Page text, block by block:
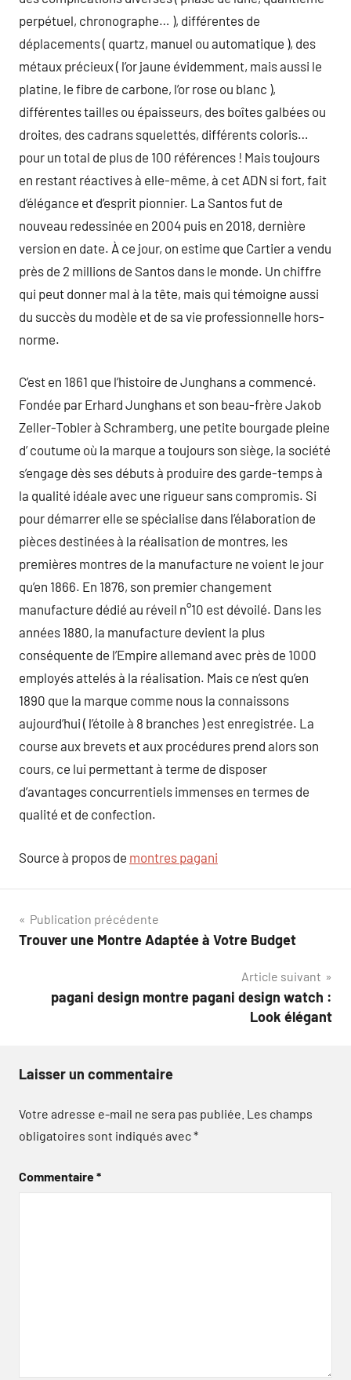
perpétuel, chronographe… ), différentes de
déplacements ( quartz, manuel ou automatique ), des
métaux précieux ( l’or jaune évidemment, mais aussi le
platine, le fibre de carbone, l’or rose ou blanc ),
différentes tailles ou épaisseurs, des boîtes galbées ou
droites, des cadrans squelettés, différents coloris…
pour un total de plus de 100 références ! Mais toujours
en restant réactives à elle-même, à cet ADN si fort, fait
d’élégance et d’esprit pionnier. La Santos fut de
nouveau redessinée en 2004 puis en 2018, dernière
version en date. À ce jour, on estime que Cartier a vendu
près de 2 millions de Santos dans le monde. Un chiffre
qui peut donner mal à la tête, mais qui témoigne aussi
du succès du modèle et de sa vie professionnelle hors-
norme.
C’est en 1861 que l’histoire de Junghans a commencé.
Fondée par Erhard Junghans et son beau-frère Jakob
Zeller-Tobler à Schramberg, une petite bourgade pleine
d’ coutume où la marque a toujours son siège, la société
s’engage dès ses débuts à produire des garde-temps à
la qualité idéale avec une rigueur sans compromis. Si
pour démarrer elle se spécialise dans l’élaboration de
pièces destinées à la réalisation de montres, les
premières montres de la manufacture ne voient le jour
qu’en 1866. En 1876, son premier changement
manufacture dédié au réveil n°10 est dévoilé. Dans les
années 1880, la manufacture devient la plus
conséquente de l’Empire allemand avec près de 1000
employés attelés à la réalisation. Mais ce n’est qu’en
1890 que la marque comme nous la connaissons
aujourd’hui ( l’étoile à 8 branches ) est enregistrée. La
course aux brevets et aux procédures prend alors son
cours, ce lui permettant à terme de disposer
d’avantages concurrentiels immenses en termes de
qualité et de confection.
Source à propos de montres pagani
Navigation
de
Publication précédente
Trouver une Montre Adaptée à Votre Budget
Article suivant
pagani design montre pagani design watch :
Look élégant
Laisser un commentaire
Votre adresse e-mail ne sera pas publiée. Les champs
obligatoires sont indiqués avec*
Commentaire*